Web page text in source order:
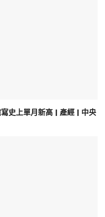
史上單月新高 | 產經 | 中央